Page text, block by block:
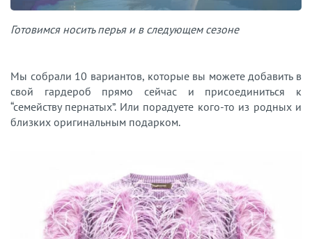
Готовимся носить перья и в следующем сезоне
Мы собрали 10 вариантов, которые вы можете добавить в
свой гардероб прямо сейчас и присоединиться к
“семейству пернатых”. Или порадуете кого-то из родных и
близких оригинальным подарком.